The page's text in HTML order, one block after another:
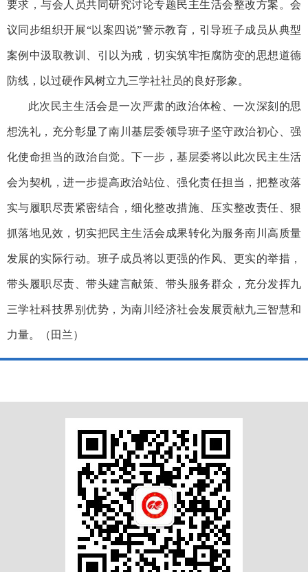
要求，与会人员共同研究讨论专题民主生活会整改方案。会
议同步组织开展“以案四说”警示教育，引导班子成员从典型
案例中汲取教训、引以为戒，切实筑牢拒腐防变的思想道德
防线，以过硬作风树立九三学社社员的良好形象。
此次民主生活会是一次严肃的政治体检、一次深刻的思
想洗礼，充分彰显了南川基层委领导班子坚守政治初心、强
化使命担当的政治自觉。下一步，基层委将以此次民主生活
会为契机，进一步提高政治站位、强化责任担当，把整改落
实与履职尽责紧密结合，细化整改措施、压实整改责任、狠
抓落地见效，切实把民主生活会成果转化为服务南川高质量
发展的实际行动。班子成员将以更强的作风、更实的举措，
带头履职尽责、带头建言献策、带头服务群众，充分发挥九
三学社科技界别优势，为南川经济社会发展贡献九三智慧和
力量。（田兰）